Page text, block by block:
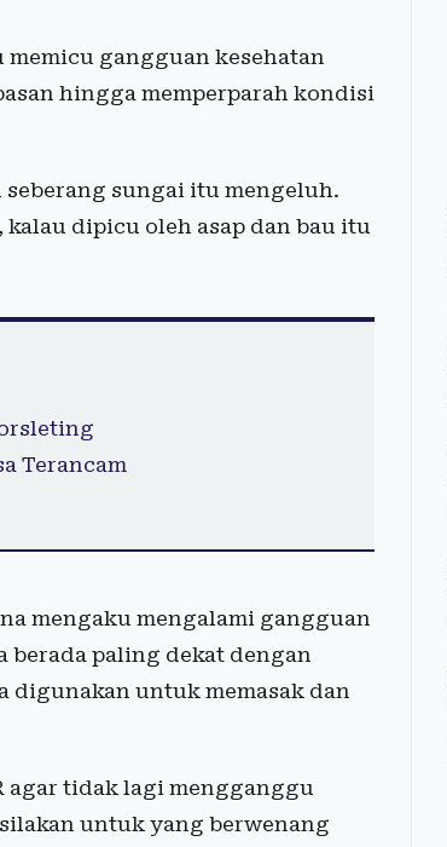
gangguan kesehatan
hingga memperparah kondisi
seberang sungai itu mengeluh.
dipicu oleh asap dan bau itu
Terancam
mengaku mengalami gangguan
berada paling dekat dengan
digunakan untuk memasak dan
agar tidak lagi mengganggu
untuk yang berwenang